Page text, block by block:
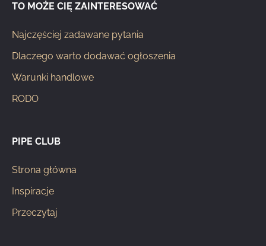
TO MOŻE CIĘ ZAINTERESOWAĆ
Najczęściej zadawane pytania
Dlaczego warto dodawać ogłoszenia
Warunki handlowe
RODO
PIPE CLUB
Strona główna
Inspiracje
Przeczytaj